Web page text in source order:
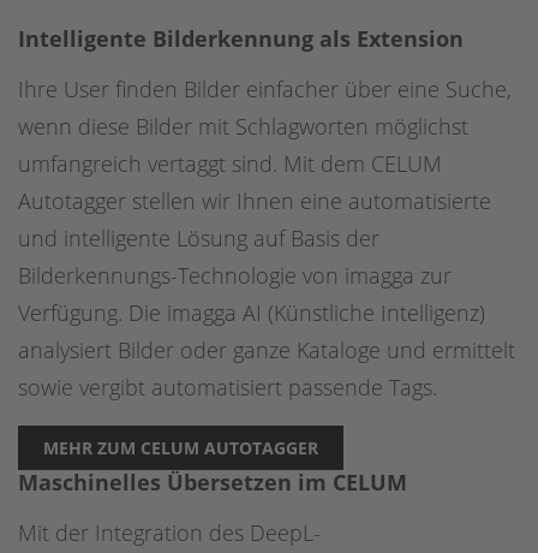
Intelligente Bilderkennung als Extension
Ihre User finden Bilder einfacher über eine Suche,
wenn diese Bilder mit Schlagworten möglichst
umfangreich vertaggt sind. Mit dem CELUM
Autotagger stellen wir Ihnen eine automatisierte
und intelligente Lösung auf Basis der
Bilderkennungs-Technologie von imagga zur
Verfügung. Die imagga AI (Künstliche Intelligenz)
analysiert Bilder oder ganze Kataloge und ermittelt
sowie vergibt automatisiert passende Tags.
MEHR ZUM CELUM AUTOTAGGER
Maschinelles Übersetzen im CELUM
Mit der Integration des DeepL-